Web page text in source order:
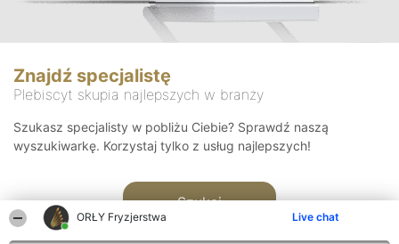
ORŁY Fryzjerstwa Live chat
Znajdź specjalistę
Plebiscyt skupia najlepszych w branży
Szukasz specjalisty w pobliżu Ciebie? Sprawdź naszą
wyszukiwarkę. Korzystaj tylko z usług najlepszych!
Szukaj